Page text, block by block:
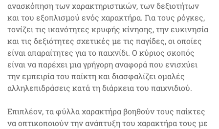
ανασκόπηση των χαρακτηριστικών, των δεξιοτήτων
και του εξοπλισμού ενός χαρακτήρα. Για τους ρόγκες,
τονίζει τις ικανότητες κρυφής κίνησης, την ευκινησία
και τις δεξιότητες σχετικές με τις παγίδες, οι οποίες
είναι απαραίτητες για το παιχνίδι. Ο κύριος σκοπός
είναι να παρέχει μια γρήγορη αναφορά που ενισχύει
την εμπειρία του παίκτη και διασφαλίζει ομαλές
αλληλεπιδράσεις κατά τη διάρκεια του παιχνιδιού.
Επιπλέον, τα φύλλα χαρακτήρα βοηθούν τους παίκτες
να οπτικοποιούν την ανάπτυξη του χαρακτήρα τους με